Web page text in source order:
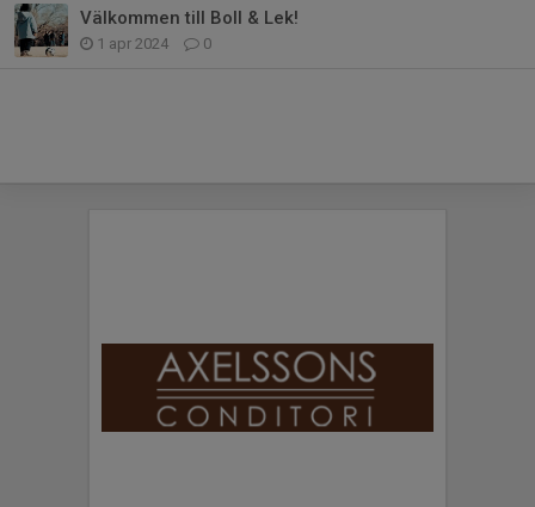
Välkommen till Boll & Lek!
1 apr 2024 0